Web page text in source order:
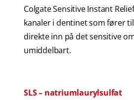
Colgate Sensitive Instant
kanaler i dentinet som fører
direkte inn på det sensitive
umiddelbart.
SLS – natriumlaurylsulfat